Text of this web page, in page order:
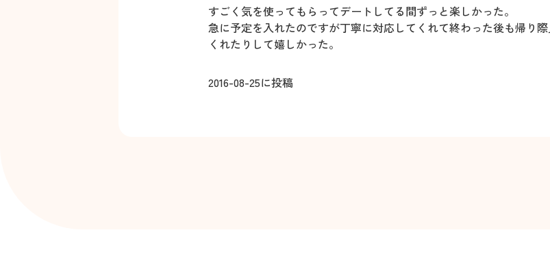
すごく気を使ってもらってデートしてる間ずっと楽しかった。
急に予定を入れたのですが丁寧に対応してくれて終わった後も帰り
くれたりして嬉しかった。
2016-08-25に投稿